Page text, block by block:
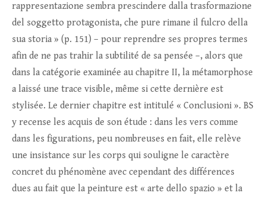
rappresentazione sembra prescindere dalla trasformazione
del soggetto protagonista, che pure rimane il fulcro della
sua storia » (p. 151) – pour reprendre ses propres termes
afin de ne pas trahir la subtilité de sa pensée –, alors que
dans la catégorie examinée au chapitre II, la métamorphose
a laissé une trace visible, même si cette dernière est
stylisée. Le dernier chapitre est intitulé « Conclusioni ». BS
y recense les acquis de son étude : dans les vers comme
dans les figurations, peu nombreuses en fait, elle relève
une insistance sur les corps qui souligne le caractère
concret du phénomène avec cependant des différences
dues au fait que la peinture est « arte dello spazio » et la